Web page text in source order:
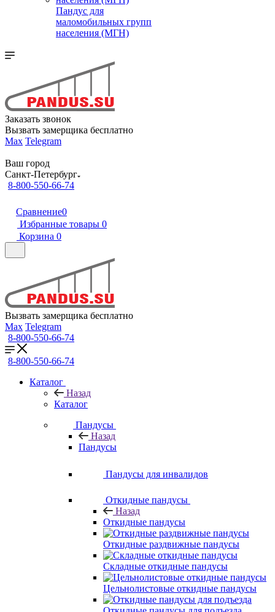
Пандус для
маломобильных групп
населения (МГН)
Заказать звонок
Вызвать замерщика бесплатно
Max Telegram
Ваш город
Санкт-Петербург
8-800-550-66-74
Сравнение0
Избранные товары 0
Корзина 0
Вызвать замерщика бесплатно
Max Telegram
8-800-550-66-74
8-800-550-66-74
Каталог
Назад
Каталог
Пандусы
Назад
Пандусы
Пандусы для инвалидов
Откидные пандусы
Назад
Откидные пандусы
Откидные раздвижные пандусы
Складные откидные пандусы
Цельнолистовые откидные пандусы